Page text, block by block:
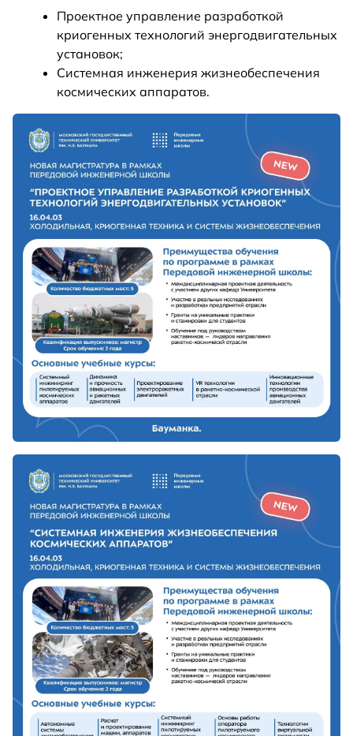
Проектное управление разработкой
криогенных технологий энергодвигательных
установок;
Системная инженерия жизнеобеспечения
космических аппаратов.